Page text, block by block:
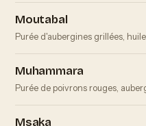
Moutabal
Purée d'aubergines grillées,
Muhammara
Purée de poivrons rouges,
Msaka